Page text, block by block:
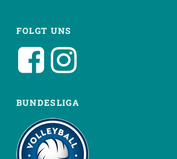
FOLGT UNS
BUNDESLIGA